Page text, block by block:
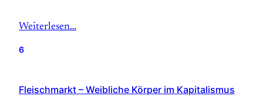
Weiterlesen…
6
Fleischmarkt – Weibliche Körper im Kapitalismus